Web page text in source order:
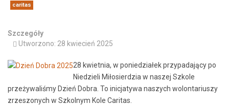
caritas
Szczegóły
Utworzono: 28 kwiecień 2025
28 kwietnia, w poniedziałek przypadający po
Niedzieli Miłosierdzia w naszej Szkole
przeżywaliśmy Dzień Dobra. To inicjatywa naszych wolontariuszy
zrzeszonych w Szkolnym Kole Caritas.